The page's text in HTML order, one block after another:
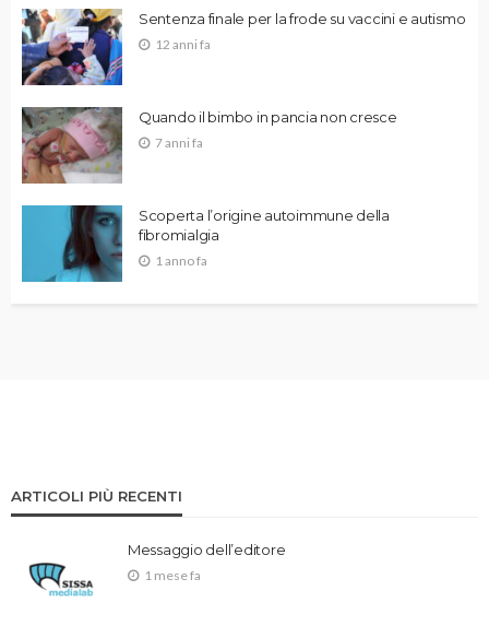
Sentenza finale per la frode su vaccini e autismo
12 anni fa
Quando il bimbo in pancia non cresce
7 anni fa
Scoperta l’origine autoimmune della
fibromialgia
1 anno fa
ARTICOLI PIÙ RECENTI
Messaggio dell’editore
1 mese fa